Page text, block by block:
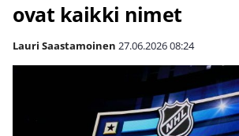
ovat kaikki nimet
Lauri Saastamoinen 27.06.202608:24